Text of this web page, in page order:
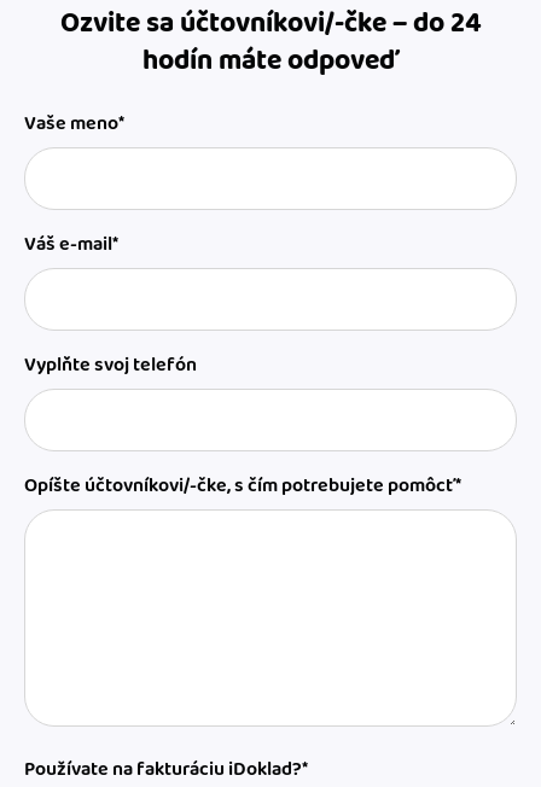
Ozvite sa účtovníkovi/-čke – do 24
hodín máte odpoveď
Vaše meno*
Váš e-mail*
Vyplňte svoj telefón
Opíšte účtovníkovi/-čke, s čím potrebujete pomôcť*
Používate na fakturáciu iDoklad?*